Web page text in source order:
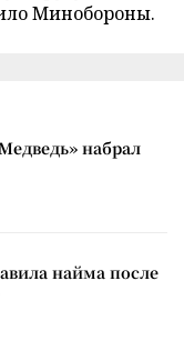
Минобороны.
набрал
найма после